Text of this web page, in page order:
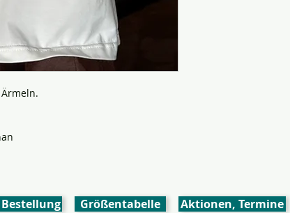
Größentabelle Aktionen, Termine